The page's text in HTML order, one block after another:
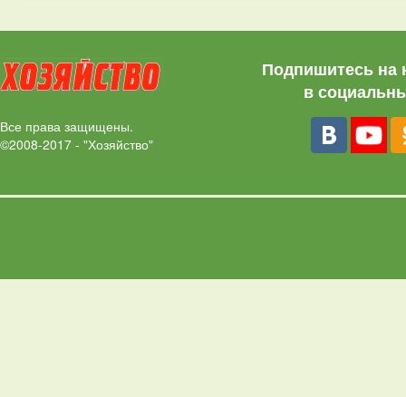
Все права защищены.
©2008-2017 - "Хозяйство"
Подпишитесь на
в